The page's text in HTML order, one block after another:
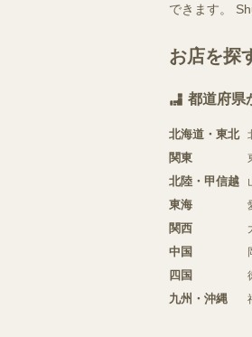
できます。
お店を探
都道府県
北海道・東北
関東
北陸・甲信越
東海
関西
中国
四国
九州・沖縄